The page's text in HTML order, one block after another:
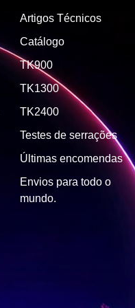
Artigos Técnicos
Catálogo
TK900
TK1300
TK2400
Testes de serrações
Últimas encomendas
Envios para todo o
mundo.